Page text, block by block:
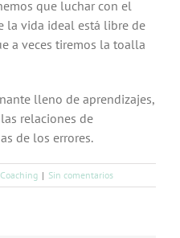
que luchar con el
la vida ideal está libre de
a veces tiremos la toalla
lleno de aprendizajes,
relaciones de
de los errores.
Coaching | Sin comentarios